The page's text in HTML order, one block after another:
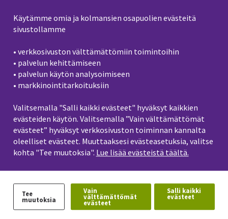
Opetussuunnitelmat 2020-2021
Aiemmat opinto-oppaat
Opetussuunnitelmien haku
Opetussuunnitelmat 2021-2022
Opetussuunnitelmat 2022-2023
Opetussuunnitelmat 2024-2025
Opetussuunnitelmat 2025-2026
Opetussuunnitelmat 2017-2018
Opetussuunnitelmat 2018-2019
Saavutettavuusseloste
Evästeet
Tietosuoja
Käytämme omia ja kolmansien osapuolien evästeitä
sivustollamme
• verkkosivuston välttämättömiin toimintoihin
• palvelun kehittämiseen
• palvelun käytön analysoimiseen
• markkinointitarkoituksiin
Valitsemalla "Salli kaikki evästeet" hyväksyt kaikkien
evästeiden käytön. Valitsemalla ”Vain välttämättömät
evästeet” hyväksyt verkkosivuston toiminnan kannalta
oleelliset evästeet. Muuttaaksesi evästeasetuksia, valitse
kohta "Tee muutoksia". Lue lisää evästeistä täältä.
Tee
muutoksia
Vain
välttämättömät
evästeet
Salli kaikki
evästeet